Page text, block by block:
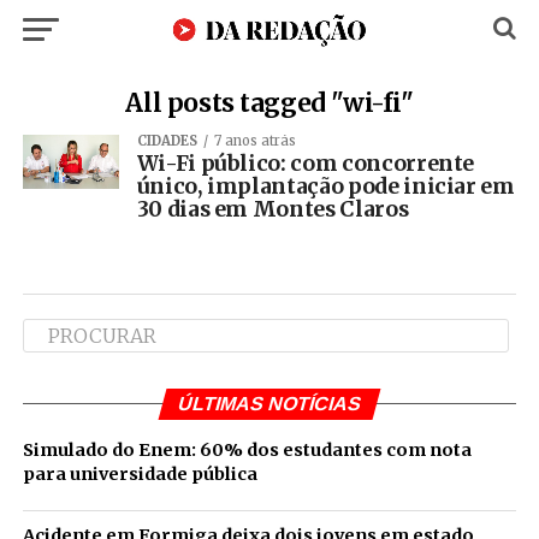
All posts tagged "wi-fi"
CIDADES 7 anos atrás
Wi-Fi público: com concorrente
único, implantação pode iniciar em
30 dias em Montes Claros
ÚLTIMAS NOTÍCIAS
Simulado do Enem: 60% dos estudantes com nota
para universidade pública